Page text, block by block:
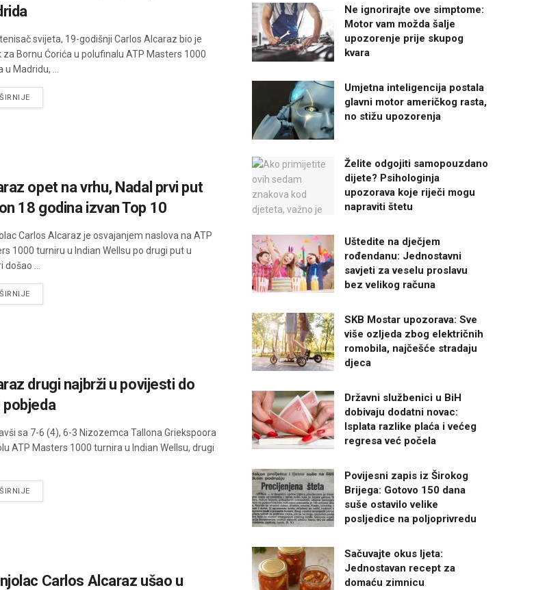
svijeta, 19-godišnji Carlos Alcaraz bio je
za Bornu Ćorića u polufinalu ATP Masters 1000
Madridu, ...
DETAILS
opet na vrhu, Nadal prvi put
18 godina izvan Top 10
Carlos Alcaraz je osvajanjem naslova na ATP
1000 turniru u Indian Wellsu po drugi put u
došao ...
DETAILS
drugi najbrži u povijesti do
pobjeda
sa 7-6 (4), 6-3 Nizozemca Tallona Griekspoora
ATP Masters 1000 turnira u Indian Wellsu, drugi
DETAILS
Carlos Alcaraz ušao u
Ne ignorirajte ove simptome:
Motor vam možda šalje
upozorenje prije skupog
kvara
Umjetna inteligencija postala
glavni motor američkog rasta,
no stižu upozorenja
Želite odgojiti samopouzdano
dijete? Psihologinja
upozorava koje riječi mogu
napraviti štetu
Uštedite na dječjem
rođendanu: Jednostavni
savjeti za veselu proslavu
bez velikog računa
SKB Mostar upozorava: Sve
više ozljeda zbog električnih
romobila, najčešće stradaju
djeca
Državni službenici u BiH
dobivaju dodatni novac:
Isplata razlike plaća i većeg
regresa već počela
Povijesni zapis iz Širokog
Brijega: Gotovo 150 dana
suše ostavilo velike
posljedice na poljoprivredu
Sačuvajte okus ljeta:
Jednostavan recept za
domaću zimnicu